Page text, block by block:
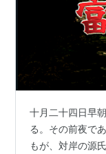
十月二十四日早
る。その前夜で
もが、対岸の源